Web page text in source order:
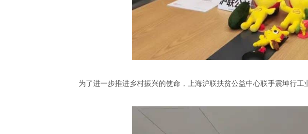
为了进一步推进乡村振兴的使命，上海沪联扶贫公益中心联手震坤行